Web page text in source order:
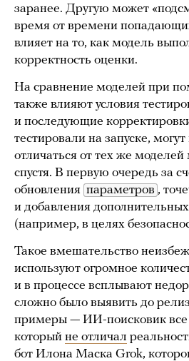
заранее. Другую может
время от времени
влияет на то, как модель
корректность оценки.
На сравнение моделей при
также влияют условия
и последующие
тестировали на запуске,
отличаться от тех же
спустя. В первую очередь за
обновления параметров ,
и добавления
(например, в целях
Такое вмешательство
используют огромное
и в процессе всплывают
сложно было выявить до
примеры — ИИ-поисковик все
который не отличал
бот Илона Маска Grok,